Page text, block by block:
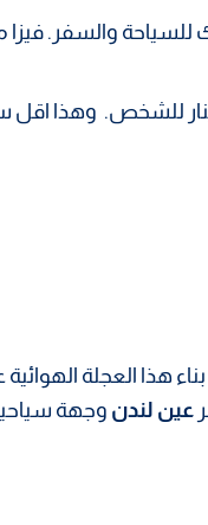
والسفر. فيزا
سوف تحصل عليه بسعر جدا مناسب يبدأ من 495
عين لندن وجهة